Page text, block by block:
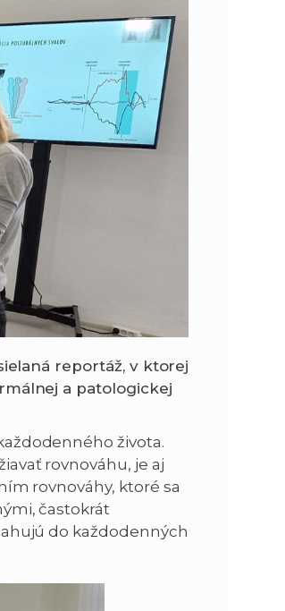
reportáž, v ktorej
a patologickej
života.
rovnováhu, je aj
rovnováhy, ktoré sa
častokrát
do každodenných